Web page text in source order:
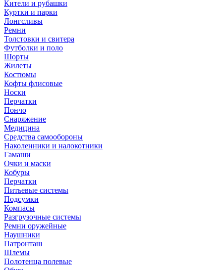
Кители и рубашки
Куртки и парки
Лонгсливы
Ремни
Толстовки и свитера
Футболки и поло
Шорты
Жилеты
Костюмы
Кофты флисовые
Носки
Перчатки
Пончо
Снаряжение
Медицина
Средства самообороны
Наколенники и налокотники
Гамаши
Очки и маски
Кобуры
Перчатки
Питьевые системы
Подсумки
Компасы
Разгрузочные системы
Ремни оружейные
Наушники
Патронташ
Шлемы
Полотенца полевые